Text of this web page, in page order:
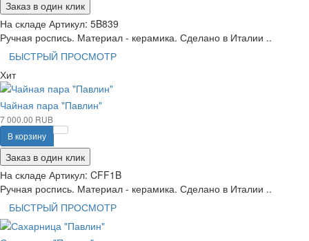
Заказ в один клик
На складе Артикул: 5B839
Ручная роспись. Материал - керамика. Сделано в Италии ..
БЫСТРЫЙ ПРОСМОТР
Хит
Чайная пара "Павлин"
7 000.00 RUB
В корзину
Заказ в один клик
На складе Артикул: CFF1B
Ручная роспись. Материал - керамика. Сделано в Италии ..
БЫСТРЫЙ ПРОСМОТР